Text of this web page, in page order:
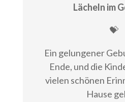
Lächeln im
💝
Ein gelungener
Ende, und die
vielen schönen
Hause